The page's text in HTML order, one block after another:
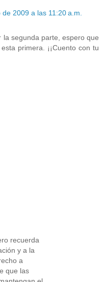
2009 a las 11:20 a.m.
la segunda parte, espero que
primera. ¡¡Cuento con tu
recuerda
y a la
a
que las